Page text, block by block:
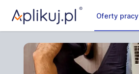
Oferty pracy